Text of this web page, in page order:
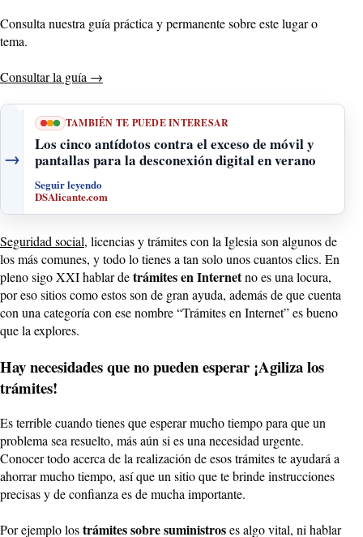
Consulta nuestra guía práctica y permanente sobre este lugar o
tema.
Consultar la guía →
→
TAMBIÉN TE PUEDE INTERESAR
Los cinco antídotos contra el exceso de móvil y
pantallas para la desconexión digital en verano
Seguir leyendo
DSAlicante.com
Seguridad social, licencias y trámites con la Iglesia son algunos de
los más comunes, y todo lo tienes a tan solo unos cuantos clics. En
pleno sigo XXI hablar detrámites en Internetno es una locura,
por eso sitios como estos son de gran ayuda, además de que cuenta
con una categoría con ese nombre “Trámites en Internet” es bueno
que la explores.
Hay necesidades que no pueden esperar ¡Agiliza los
trámites!
Es terrible cuando tienes que esperar mucho tiempo para que un
problema sea resuelto, más aún si es una necesidad urgente.
Conocer todo acerca de la realización de esos trámites te ayudará a
ahorrar mucho tiempo, así que un sitio que te brinde instrucciones
precisas y de confianza es de mucha importante.
Por ejemplo lostrámites sobre suministroses algo vital, ni hablar